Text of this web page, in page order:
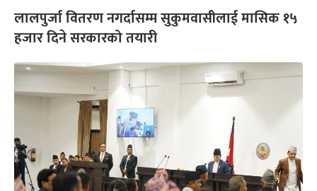
लालपुर्जा वितरण नगर्दासम्म सुकुमवासीलाई मासिक १५
हजार दिने सरकारको तयारी